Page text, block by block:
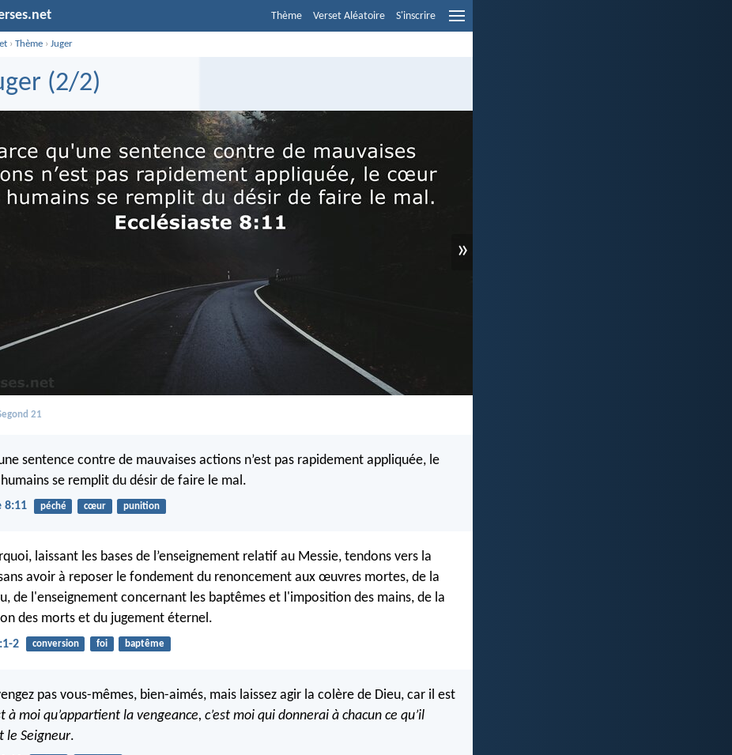
Thème Verset Aléatoire S'inscrire
›Thème ›Juger
(2/2)
»
21
sentence contre de mauvaises actions n’est pas rapidement appliquée, le
se remplit du désir de faire le mal.
8:11 péché cœur punition
laissant les bases de l’enseignement relatif au Messie, tendons vers la
avoir à reposer le fondement du renoncement aux œuvres mortes, de la
de l'enseignement concernant les baptêmes et l'imposition des mains, de la
des morts et du jugement éternel.
2 conversion foi baptême
pas vous-mêmes, bien-aimés, mais laissez agir la colère de Dieu, car il est
à moi qu’appartient la vengeance, c’est moi qui donnerai à chacun ce qu’il
le Seigneur.